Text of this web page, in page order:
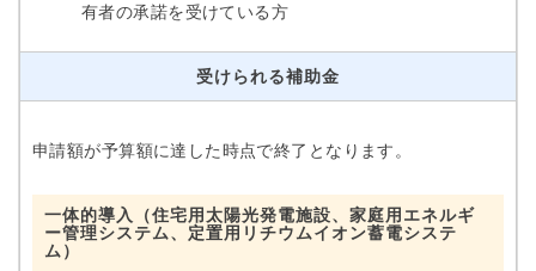
有者の承諾を受けている方
受けられる補助金
申請額が予算額に達した時点で終了となります。
一体的導入（住宅用太陽光発電施設、家庭用エネルギ
ー管理システム、定置用リチウムイオン蓄電システ
ム）